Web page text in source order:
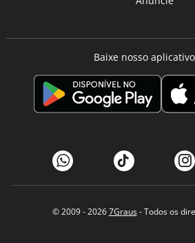
Baixe nosso
© 2009 - 20267Graus- Todos os